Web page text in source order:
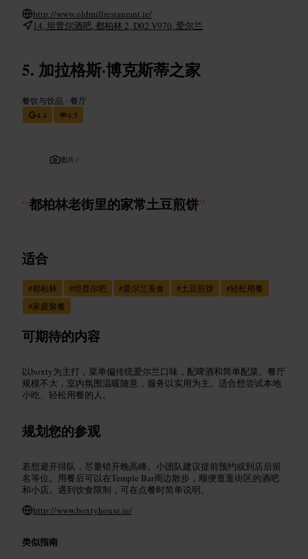
http://www.oldmillrestaurant.ie/
14, 坦普尔酒吧, 都柏林 2, D02 V970, 爱尔兰
加拉格斯·博克斯蒂之家
餐饮与饮品 •餐厅
4.4
4.5
图片 /
“都柏林老街里的家常土豆煎饼”
适合
#都柏林 #坦普尔吧 #爱尔兰美食 #土豆煎饼 #轻松用餐
#家庭聚餐
可期待的内容
以boxty为主打，菜单偏传统爱尔兰口味，配啤酒和简单配菜。餐厅
规模不大，室内氛围温暖随意，服务以实用为主。适合想尝试本地
小吃、轻松用餐的人。
规划您的参观
若想避开排队，尽量错开晚高峰。小团队建议提前预约或到店后留
名等位。用餐后可以在Temple Bar周边散步，顺便逛逛街区的酒吧
和小店。遇到饮食限制，可在点餐时简单说明。
http://www.boxtyhouse.ie/
类似指南